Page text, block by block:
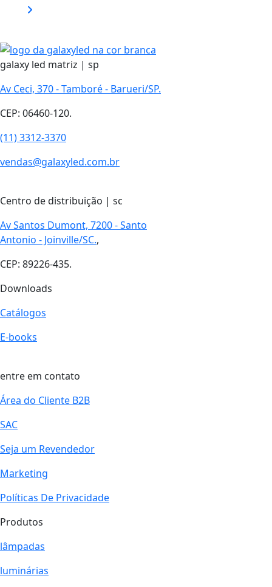
galaxy led matriz | sp
Av Ceci, 370 - Tamboré - Barueri/SP.
CEP: 06460-120.
(11) 3312-3370
vendas@galaxyled.com.br
Centro de distribuição | sc
Av Santos Dumont, 7200 - Santo
Antonio - Joinville/SC.,
CEP: 89226-435.
Downloads
Catálogos
E-books
entre em contato
Área do Cliente B2B
SAC
Seja um Revendedor
Marketing
Políticas De Privacidade
Produtos
lâmpadas
luminárias